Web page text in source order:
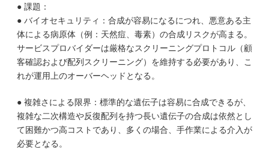
● 課題：
● バイオセキュリティ：合成が容易になるにつれ、悪意ある主
体による病原体（例：天然痘、毒素）の合成リスクが高まる。
サービスプロバイダーは厳格なスクリーニングプロトコル（顧
客確認および配列スクリーニング）を維持する必要があり、こ
れが運用上のオーバーヘッドとなる。
● 複雑さによる限界：標準的な遺伝子は容易に合成できるが、
複雑な二次構造や反復配列を持つ長い遺伝子の合成は依然とし
て困難かつ高コストであり、多くの場合、手作業による介入が
必要となる。